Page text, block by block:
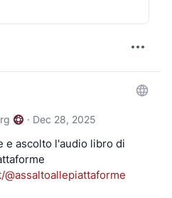
· Dec 28, 2025
e ascolto l'audio libro di